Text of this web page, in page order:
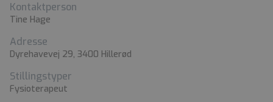
Kontaktperson
Tine Hage
Adresse
Dyrehavevej 29, 3400 Hillerød
Stillingstyper
Fysioterapeut